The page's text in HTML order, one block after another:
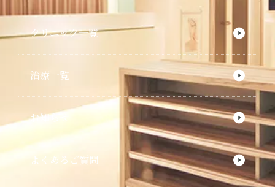
クリニック一覧
治療一覧
お知らせ
よくあるご質問